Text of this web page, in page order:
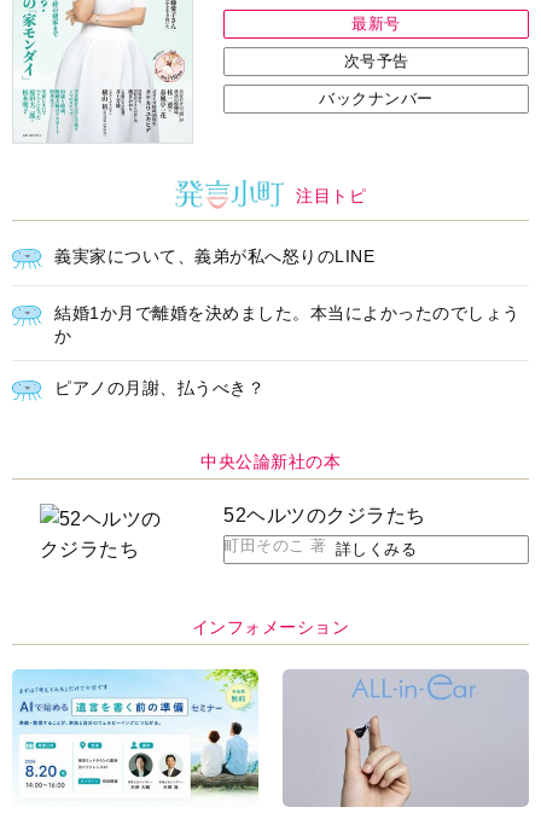
最新号
次号予告
バックナンバー
注目トピ
義実家について、義弟が私へ怒りのLINE
結婚1か月で離婚を決めました。本当によかったのでしょう
か
ピアノの月謝、払うべき？
中央公論新社の本
52ヘルツのクジラたち
町田そのこ 著 詳しくみる
インフォメーション